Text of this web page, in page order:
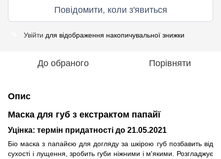
Повідомити, коли з'явиться
Увійти для відображення накопичувальної знижки
До обраного Порівняти
Опис
Маска для губ з екстрактом папайї
Уцінка: термін придатності до 21.05.2021
Біо маска з папайєю для догляду за шкірою губ позбавить від
сухості і лущення, зробить губи ніжними і м'якими. Розгладжує